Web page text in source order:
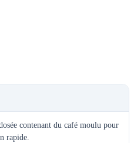
contenant du café moulu pour
rapide.